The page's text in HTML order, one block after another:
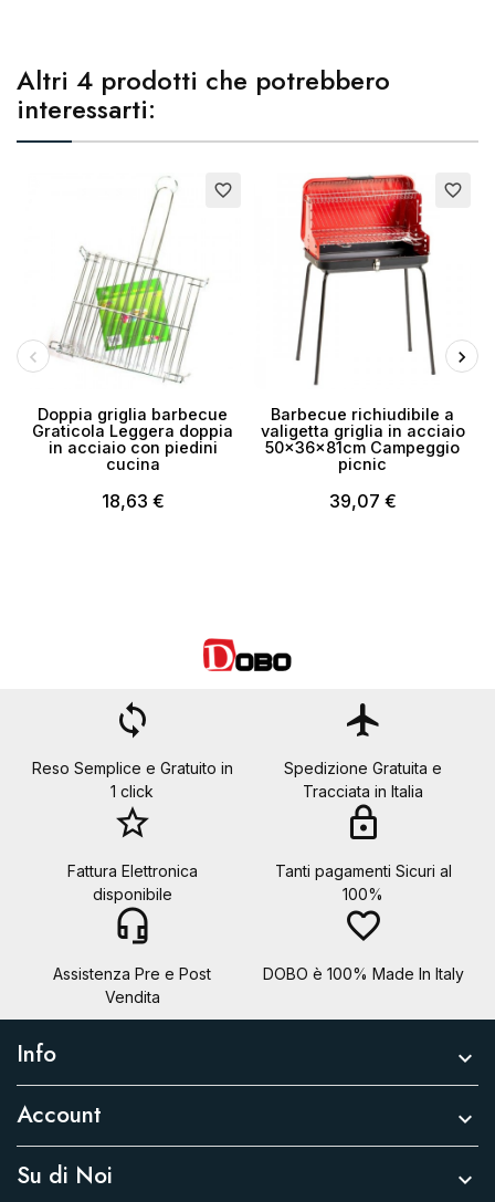
Altri 4 prodotti che potrebbero
interessarti:
favorite_border
Doppia griglia barbecue
Graticola Leggera doppia
in acciaio con piedini
cucina
18,63 €
favorite_border
Barbecue richiudibile a
valigetta griglia in acciaio
50x36x81cm Campeggio
picnic
39,07 €
loop
Reso Semplice e Gratuito in
1 click
flight
Spedizione Gratuita e
Tracciata in Italia
star_border
Fattura Elettronica
disponibile
lock
Tanti pagamenti Sicuri al
100%
headset_mic
Assistenza Pre e Post
Vendita
favorite_border
DOBO è 100% Made In Italy
Info 
Account 
Su di Noi 